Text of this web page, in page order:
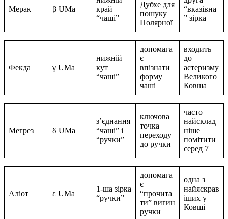
Мерак β UMa
край
“чаші”
Дубхе для
пошуку
Полярної
“вказівна
” зірка
Фекда γ UMa
нижній
кут
“чаші”
допомага
є
впізнати
форму
чаші
входить
до
астеризму
Великого
Ковша
Мегрез δ UMa
з’єднання
“чаші” і
“ручки”
ключова
точка
переходу
до ручки
часто
найсклад
ніше
помітити
серед 7
Аліот ε UMa
1-ша зірка
“ручки”
допомага
є
“прочита
ти” вигин
ручки
одна з
найяскрав
іших у
Ковші